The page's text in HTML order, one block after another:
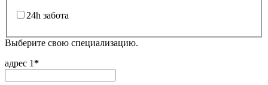
24h забота
Выберите свою специализацию.
адрес 1*